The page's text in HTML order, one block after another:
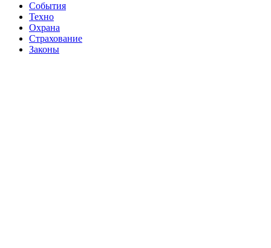
События
Техно
Охрана
Страхование
Законы